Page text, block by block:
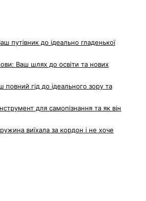
путівник до ідеально гладенької
Ваш шлях до освіти та нових
повний гід до ідеального зору та
для самопізнання та як він
виїхала за кордон і не хоче